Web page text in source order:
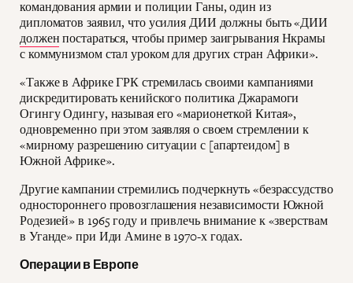
командования армии и полиции Ганы, один из
дипломатов заявил, что усилия ДИИ должны быть «ДИИ
долженпостараться, чтобы пример заигрывания Нкрамы
с коммунизмом стал уроком для других стран Африки».
«Также в Африке ГРК стремилась своими кампаниями
дискредитировать кенийского политика Джарамоги
Огингу Одингу, называя его «марионеткой Китая»,
одновременно при этом заявляя о своем стремлении к
«мирному разрешению ситуации с [апартеидом] в
Южной Африке».
Другие кампании стремились подчеркнуть «безрассудство
одностороннего провозглашения независимости Южной
Родезией» в 1965 году и привлечь внимание к «зверствам
в Уганде» при Иди Амине в 1970-х годах.
Операции в Европе